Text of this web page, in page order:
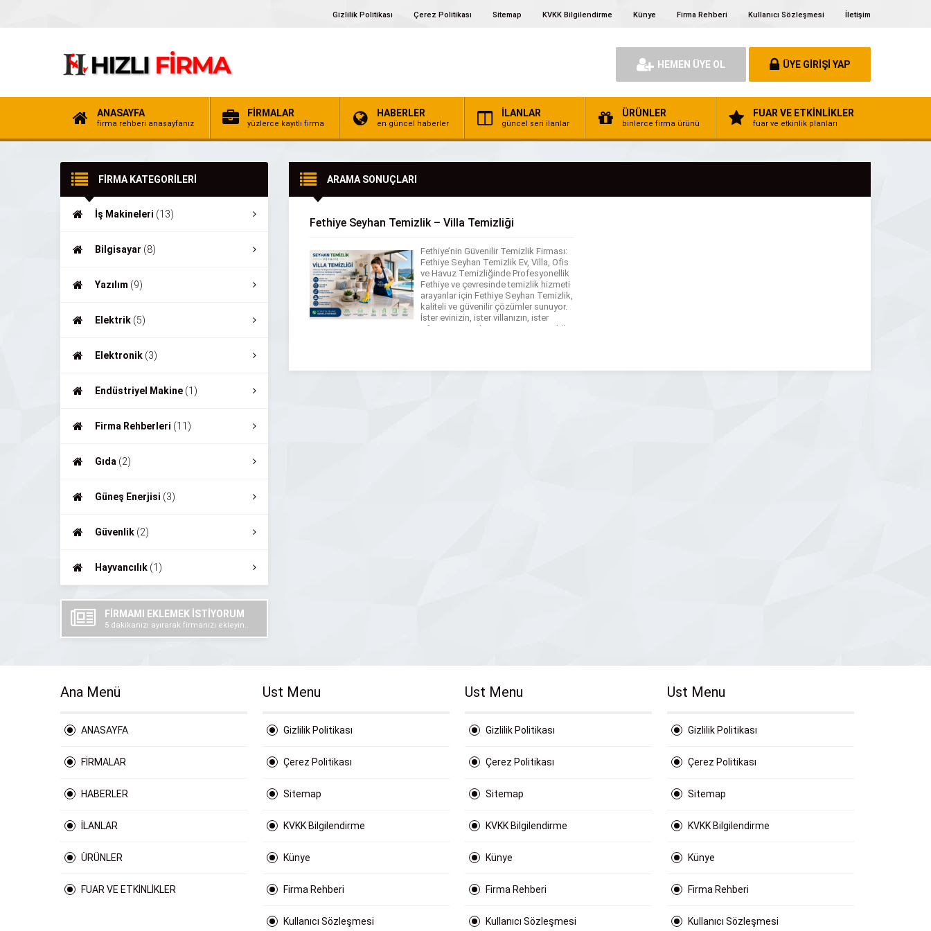
Gizlilik Politikası Çerez Politikası Sitemap KVKK Bilgilendirme Künye Firma Rehberi Kullanıcı Sözleşmesi İletişim
HEMEN ÜYE OL ÜYE GİRİŞİ YAP
ANASAYFA
firma rehberi anasayfanız
FİRMALAR
yüzlerce kayıtlı firma
HABERLER
en güncel haberler
İLANLAR
güncel seri ilanlar
ÜRÜNLER
binlerce firma ürünü
FUAR VE ETKİNLİKLER
fuar ve etkinlik planları
FİRMA KATEGORİLERİ
İş Makineleri (13)
Bilgisayar (8)
Yazılım (9)
Elektrik (5)
Elektronik (3)
Endüstriyel Makine (1)
Firma Rehberleri (11)
Gıda (2)
Güneş Enerjisi (3)
Güvenlik (2)
Hayvancılık (1)
FİRMAMI EKLEMEK İSTİYORUM
5 dakikanızı ayırarak firmanızı ekleyin..
ARAMA SONUÇLARI
Fethiye Seyhan Temizlik – Villa Temizliği
Fethiye’nin Güvenilir Temizlik Firması:
Fethiye Seyhan Temizlik Ev, Villa, Ofis
ve Havuz Temizliğinde Profesyonellik
Fethiye ve çevresinde temizlik hizmeti
arayanlar için Fethiye Seyhan Temizlik,
kaliteli ve güvenilir çözümler sunuyor.
İster evinizin, ister villanızın, ister
ofisinizin veya havuzunuzun temizliği
Hizmetlerimiz Villa Temizliği […]
Ana Menü
ANASAYFA
FİRMALAR
HABERLER
İLANLAR
ÜRÜNLER
FUAR VE ETKİNLİKLER
Ust Menu
Gizlilik Politikası
Çerez Politikası
Sitemap
KVKK Bilgilendirme
Künye
Firma Rehberi
Kullanıcı Sözleşmesi
Ust Menu
Gizlilik Politikası
Çerez Politikası
Sitemap
KVKK Bilgilendirme
Künye
Firma Rehberi
Kullanıcı Sözleşmesi
Ust Menu
Gizlilik Politikası
Çerez Politikası
Sitemap
KVKK Bilgilendirme
Künye
Firma Rehberi
Kullanıcı Sözleşmesi